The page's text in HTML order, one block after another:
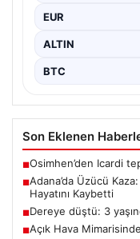
Olayda,…
EUR
ALTIN
BTC
Son Eklenen
■Osimhen’den Icardi
■Adana’da Üzücü
Hayatını Kaybetti
■Dereye düştü: 3
■Açık Hava